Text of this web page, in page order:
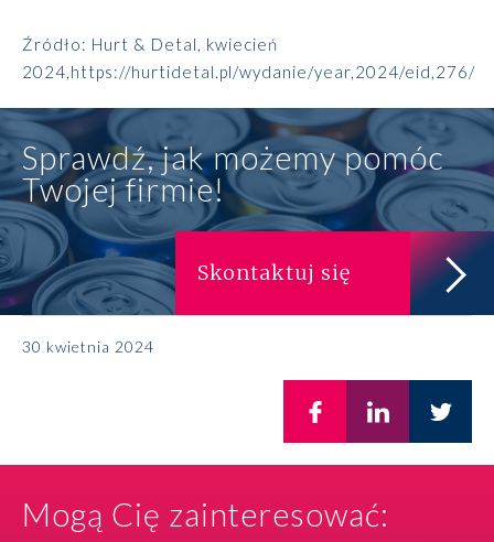
Źródło: Hurt & Detal, kwiecień
2024,https://hurtidetal.pl/wydanie/year,2024/eid,276/
Sprawdź, jak możemy pomóc
Twojej firmie!
Skontaktuj się
30 kwietnia 2024
Mogą Cię zainteresować: